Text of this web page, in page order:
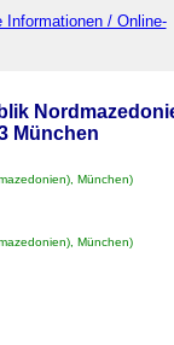
Informationen / Online-
München
München)
München)